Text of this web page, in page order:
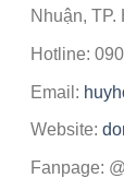
Nhuận, TP.
Hotline:
Email:
Website:
Fanpage: